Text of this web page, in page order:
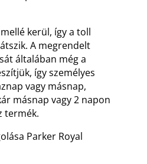
kerül, így a toll
A megrendelt
általában még a
így személyes
vagy másnap,
másnap vagy 2 napon
termék.
Parker Royal